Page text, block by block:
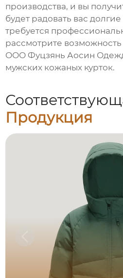
производства, и вы
будет радовать вас
требуется
рассмотрите возможность
ООО Фуцзянь Аосин
мужских кожаных курток.
Продукция